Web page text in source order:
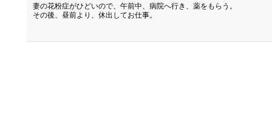
妻の花粉症がひどいので、午前中、病院へ行き、薬をもらう。
その後、昼前より、休出してお仕事。